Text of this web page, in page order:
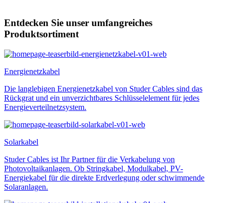
Entdecken Sie unser umfangreiches
Produktsortiment
Energienetzkabel
Die langlebigen Energienetzkabel von Studer Cables sind das
Rückgrat und ein unverzichtbares Schlüsselelement für jedes
Energieverteilnetzsystem.
Solarkabel
Studer Cables ist Ihr Partner für die Verkabelung von
Photovoltaikanlagen. Ob Stringkabel, Modulkabel, PV-
Energiekabel für die direkte Erdverlegung oder schwimmende
Solaranlagen.